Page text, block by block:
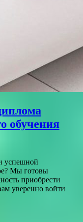
обучения
успешной
Мы готовы
приобрести
уверенно войти